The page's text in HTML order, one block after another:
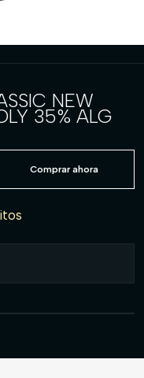
NEW
35% ALG
Comprar ahora